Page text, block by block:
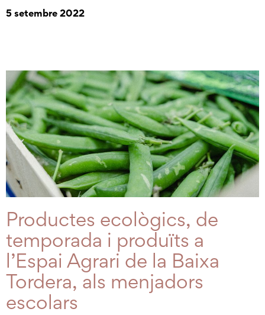
5 setembre 2022
Productes ecològics, de
temporada i produïts a
l’Espai Agrari de la Baixa
Tordera, als menjadors
escolars